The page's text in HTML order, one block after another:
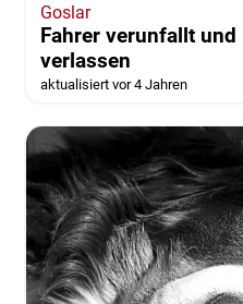
Goslar
Fahrer verunfallt
verlassen
aktualisiert vor 4 Jahren